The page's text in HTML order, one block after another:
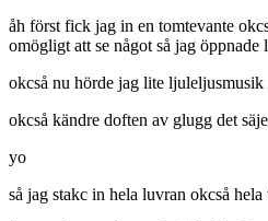
åh först fick jag in en tomtevante
omögligt att se något så jag öppnade
okcså nu hörde jag lite ljuleljusmusik
okcså kändre doften av glugg det
yo
så jag stakc in hela luvran okcså